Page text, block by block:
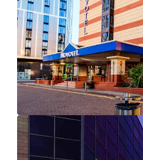
for an incoming
providing
of management.
Ibis
bedrooms
Novotel
Novotel
Three-hotel
recognised Accor